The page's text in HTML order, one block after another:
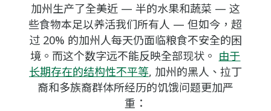
加州生产了全美近 — 半的水果和蔬菜 — 这
些食物本足以养活我们所有人 — 但如今，超
过 20% 的加州人每天仍面临粮食不安全的困
境。而这个数字远不能反映全部现状。 由于
长期存在的结构性不平等, 加州的黑人、拉丁
裔和多族裔群体所经历的饥饿问题更加严
重：